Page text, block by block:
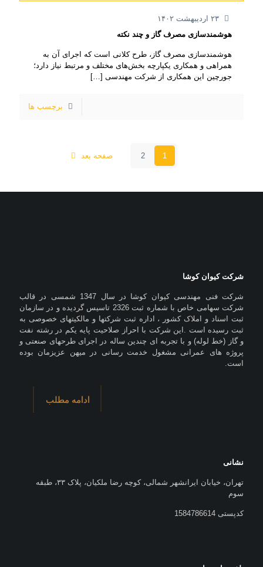
۲۳ اردیبهشت ۱۴۰۲
هوشمندسازی مصرف گاز و چند نکته
​هوشمندسازی مصرف گاز، طرح کلانی است که اجرای آن به
همراهی و همکاری یکپارچه بخش‌های مختلف و مرتبط نیاز دارد؛
جورچین این همکاری از شرکت مهندسی […]
برچسب ها
1
2 صفحه بعد
شرکت کیوان کوشا
شرکت فنی مهندسی کیوان کوشا در سال 1347 شمسی در قالب
شرکت سهامی خاص با شماره ثبت 2326 تاسیس گردیده و در سازمان
ثبت اسناد و املاک کشور ، اداره ثبت شرکتها و مالکیتهای خصوصی به
ثبت رسیده است .این شرکت با احراز صلاحیت پایه یکم در رشته نفت
و گاز (خط لوله) و با تجربه ای چندین ساله در اجرای طرحهای صنعتی و
پروژه های عمرانی مشغول خدمت رسانی در میهن عزیزمان بوده
است.
ادامه مطلب
نشانی
تهران، خیابان ایرانشهر شمالی، کوچه رضا ملکیان، پلاک ۳۳، طبقه
سوم
کدپستی 1584786614